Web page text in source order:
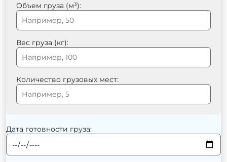
Объем груза (м³):
Вес груза (кг):
Количество грузовых мест:
Дата готовности груза: